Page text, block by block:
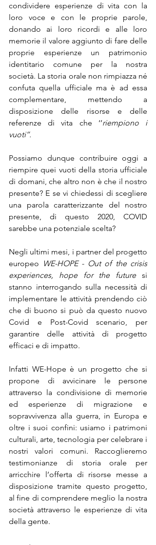
condividere esperienze di vita con la
loro voce e con le proprie parole,
donando ai loro ricordi e alle loro
memorie il valore aggiunto di fare delle
proprie esperienze un patrimonio
identitario comune per la nostra
società. La storia orale non rimpiazza né
confuta quella ufficiale ma è ad essa
complementare, mettendo a
disposizione delle risorse e delle
referenze di vita che ‘’riempiono i
vuoti’’.
Possiamo dunque contribuire oggi a
riempire quei vuoti della storia ufficiale
di domani, che altro non è che il nostro
presente? E se vi chiedessi di scegliere
una parola caratterizzante del nostro
presente, di questo 2020, COVID
sarebbe una potenziale scelta?
Negli ultimi mesi, i partner del progetto
europeo
WE-HOPE - Out of the crisis
experiences, hope for the future si
stanno interrogando sulla necessità di
implementare le attività prendendo ciò
che di buono si può da questo nuovo
Covid e Post-Covid scenario, per
garantire delle attività di progetto
efficaci e di impatto.
Infatti WE-Hope è un progetto che si
propone di avvicinare le persone
attraverso la condivisione di memorie
ed esperienze di migrazione e
sopravvivenza alla guerra, in Europa e
oltre i suoi confini: usiamo i patrimoni
culturali, arte, tecnologia per celebrare i
nostri valori comuni. Raccoglieremo
testimonianze di storia orale per
arricchire l’offerta di risorse messe a
disposizione tramite questo progetto,
al fine di comprendere meglio la nostra
società attraverso le esperienze di vita
della gente.